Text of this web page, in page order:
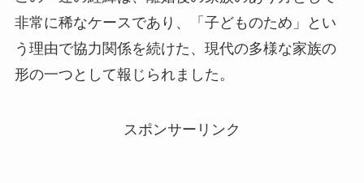
非常に稀なケースであり、「子どものため」とい
う理由で協力関係を続けた、現代の多様な家族の
形の一つとして報じられました。
スポンサーリンク